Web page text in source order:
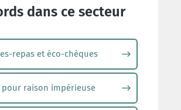
dans ce secteur
repas et éco-chèques
pour raison impérieuse